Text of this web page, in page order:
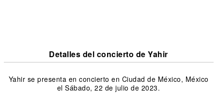
Detalles del concierto de Yahir
Yahir se presenta en concierto en Ciudad de México, México
el Sábado, 22 de julio de 2023.